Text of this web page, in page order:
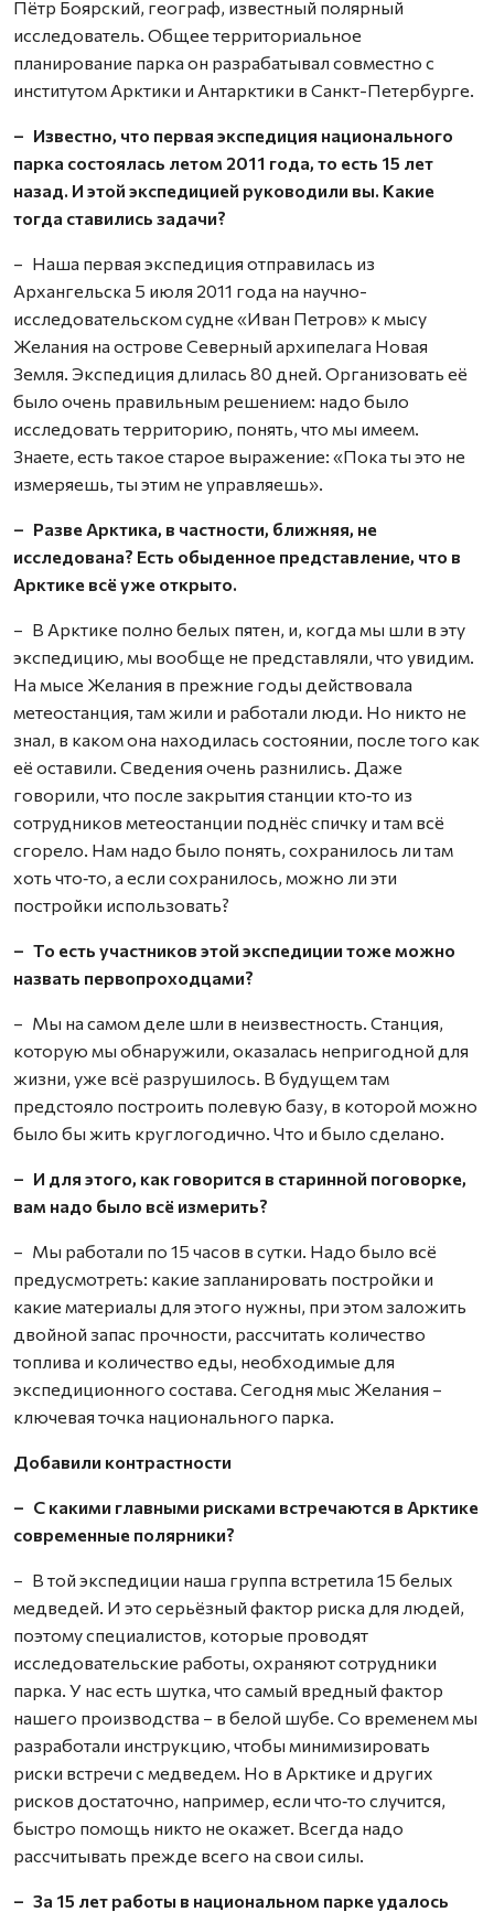
Пётр Боярский, географ, известный полярный
исследователь. Общее территориальное
планирование парка он разрабатывал совместно с
институтом Арктики и Антарктики в Санкт-Петербурге.
– Известно, что первая экспедиция национального
парка состоялась летом 2011 года, то есть 15 лет
назад. И этой экспедицией руководили вы. Какие
тогда ставились задачи?
– Наша первая экспедиция отправилась из
Архангельска 5 июля 2011 года на научно-
исследовательском судне «Иван Петров» к мысу
Желания на острове Северный архипелага Новая
Земля. Экспедиция длилась 80 дней. Организовать её
было очень правильным решением: надо было
исследовать территорию, понять, что мы имеем.
Знаете, есть такое старое выражение: «Пока ты это не
измеряешь, ты этим не управляешь».
– Разве Арктика, в частности, ближняя, не
исследована? Есть обыденное представление, что в
Арктике всё уже открыто.
– В Арктике полно белых пятен, и, когда мы шли в эту
экспедицию, мы вообще не представляли, что увидим.
На мысе Желания в прежние годы действовала
метеостанция, там жили и работали люди. Но никто не
знал, в каком она находилась состоянии, после того как
её оставили. Сведения очень разнились. Даже
говорили, что после закрытия станции кто‑то из
сотрудников метеостанции поднёс спичку и там всё
сгорело. Нам надо было понять, сохранилось ли там
хоть что‑то, а если сохранилось, можно ли эти
постройки использовать?
– То есть участников этой экспедиции тоже можно
назвать первопроходцами?
– Мы на самом деле шли в неизвестность. Станция,
которую мы обнаружили, оказалась непригодной для
жизни, уже всё разрушилось. В будущем там
предстояло построить полевую базу, в которой можно
было бы жить круглогодично. Что и было сделано.
– И для этого, как говорится в старинной поговорке,
вам надо было всё измерить?
– Мы работали по 15 часов в сутки. Надо было всё
предусмотреть: какие запланировать постройки и
какие материалы для этого нужны, при этом заложить
двойной запас прочности, рассчитать количество
топлива и количество еды, необходимые для
экспедиционного состава. Сегодня мыс Желания –
ключевая точка национального парка.
Добавили контрастности
– С какими главными рисками встречаются в Арктике
современные полярники?
– В той экспедиции наша группа встретила 15 белых
медведей. И это серьёзный фактор риска для людей,
поэтому специалистов, которые проводят
исследовательские работы, охраняют сотрудники
парка. У нас есть шутка, что самый вредный фактор
нашего производства – в белой шубе. Со временем мы
разработали инструкцию, чтобы минимизировать
риски встречи с медведем. Но в Арктике и других
рисков достаточно, например, если что‑то случится,
быстро помощь никто не окажет. Всегда надо
рассчитывать прежде всего на свои силы.
– За 15 лет работы в национальном парке удалось